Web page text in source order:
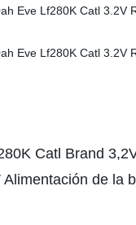
Catl Brand
de la